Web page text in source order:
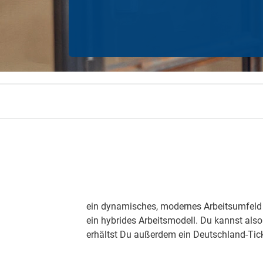
Zahnzusatzversicherung für Kinder
Zwingerhusten beim Hund
ein dy­na­mi­sches, mo­der­nes
ein hy­bri­des Ar­beits­mo­dell. Du kannst
er­hältst Du au­ßer­dem ein Deutsch­land-